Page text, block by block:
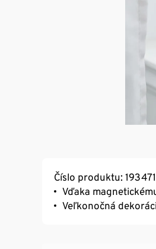
Číslo produktu: 193471
Vďaka
Veľkonočná